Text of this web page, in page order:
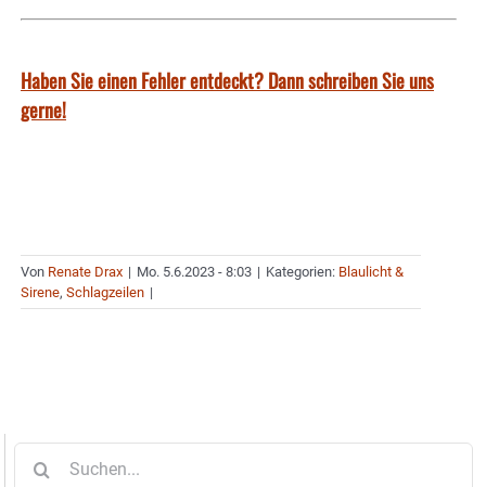
Haben Sie einen Fehler entdeckt? Dann schreiben Sie uns
gerne!
Von Renate Drax | Mo. 5.6.2023 - 8:03 | Kategorien: Blaulicht &
Sirene, Schlagzeilen |
nach: